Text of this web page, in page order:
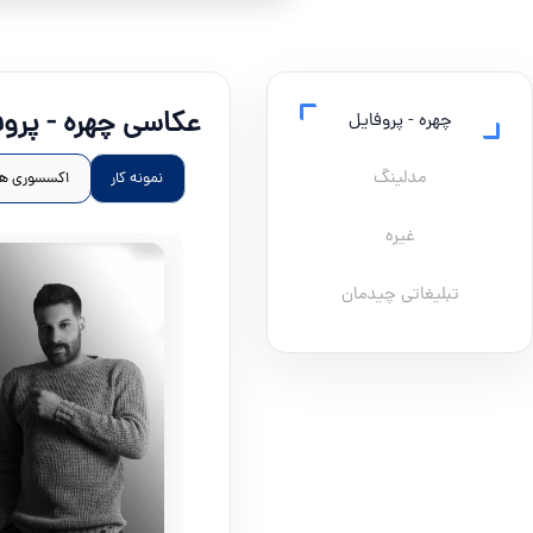
چهره - پروفایل
مدلینگ
غیره
تبلیغاتی چیدمان
عکاسی چهره -
نمونه کار اکسسوری